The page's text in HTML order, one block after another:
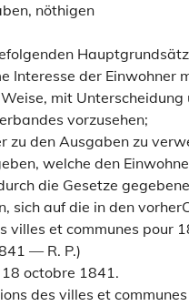
nöthigen
Interesse der Einwohner
mit
vorzusehen;
zu den Ausgaben zu
welche den
die Gesetze
sich auf die in den
villes et communes pour
— R. P.)
octobre 1841.
des villes et